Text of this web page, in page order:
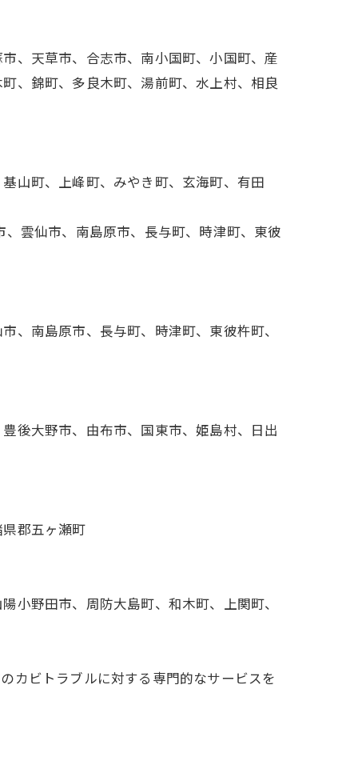
、天草市、合志市、南小国町、小国町、産
、錦町、多良木町、湯前町、水上村、相良
山町、上峰町、みやき町、玄海町、有田
雲仙市、南島原市、長与町、時津町、東彼
、南島原市、長与町、時津町、東彼杵町、
後大野市、由布市、国東市、姫島村、日出
郡五ヶ瀬町
小野田市、周防大島町、和木町、上関町、
カビトラブルに対する専門的なサービスを